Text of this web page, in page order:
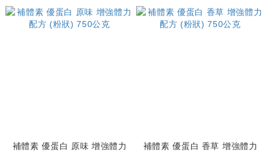
補體素 優蛋白 原味 增強體力
補體素 優蛋白 香草 增強體力